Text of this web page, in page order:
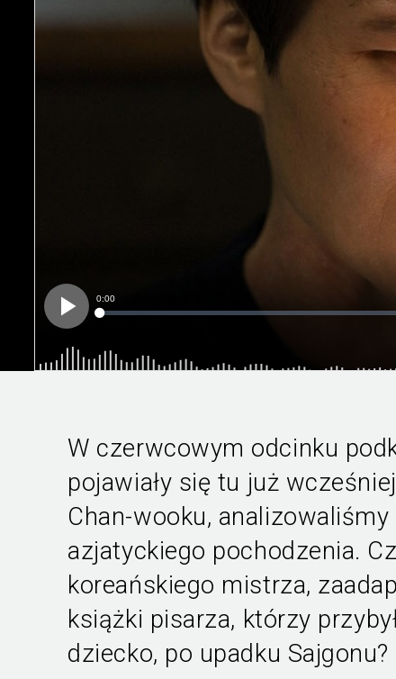
W czerwcowym odcinku
pojawiały się tu już
Chan-wooku,
azjatyckiego pochodzenia.
koreańskiego mistrza,
książki pisarza, którzy
dziecko, po upadku Sajgonu?